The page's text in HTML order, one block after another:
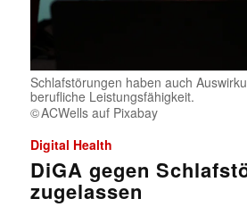
Schlafstörungen haben auch
berufliche Leistungsfähigkeit.
ACWells auf Pixabay
Digital Health
DiGA gegen
zugelassen